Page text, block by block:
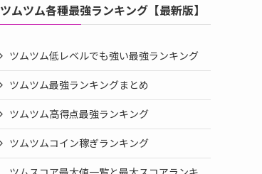
ツムツム各種最強ランキング【最新版】
ツムツム低レベルでも強い最強ランキング
ツムツム最強ランキングまとめ
ツムツム高得点最強ランキング
ツムツムコイン稼ぎランキング